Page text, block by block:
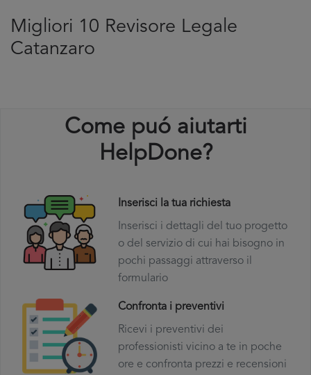
Migliori 10 Revisore Legale
Catanzaro
Come puó aiutarti
HelpDone?
Inserisci la tua richiesta
Inserisci i dettagli del tuo progetto
o del servizio di cui hai bisogno in
pochi passaggi attraverso il
formulario
Confronta i preventivi
Ricevi i preventivi dei
professionisti vicino a te in poche
ore e confronta prezzi e recensioni